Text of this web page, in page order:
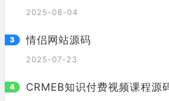
2025-08-04
情侣网站源码
2025-07-23
CRMEB知识付费视频课程源